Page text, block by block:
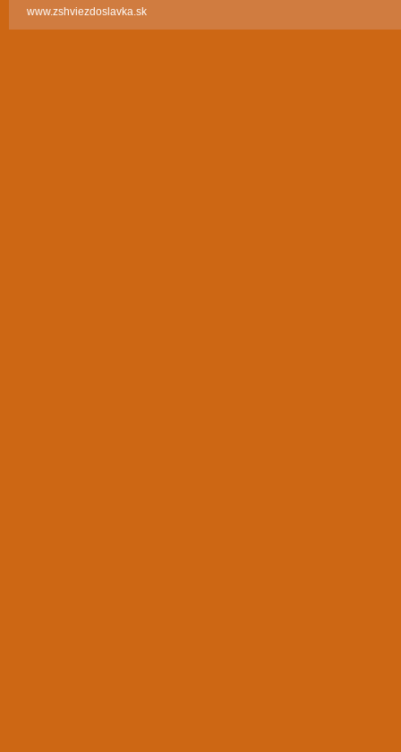
www.zshviezdoslavka.sk